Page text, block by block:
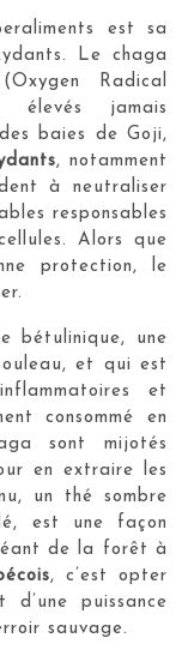
est sa
Le chaga
Radical
élevés jamais
baies de Goji,
, notamment
à neutraliser
responsables
Alors que
protection, le
bétulinique, une
et qui est
et
consommé en
sont mijotés
en extraire les
un thé sombre
est une façon
de la forêt à
, c’est opter
puissance
sauvage.